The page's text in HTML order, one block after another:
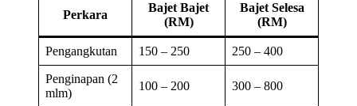
Perkara
Bajet Bajet
(RM)
Bajet Selesa
(RM)
Pengangkutan 150 – 250 250 – 400
Penginapan (2
mlm)
100 – 200 300 – 800